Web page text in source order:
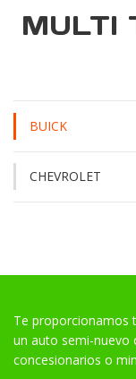
MULTI
BUICK
CHEVROLET
Te proporcionamos
un auto semi-nuevo
concesionarios o